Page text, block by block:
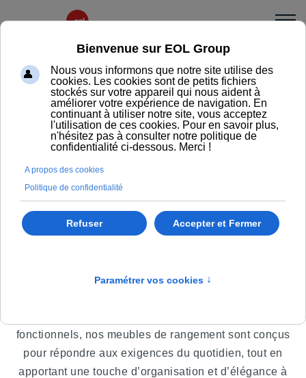
Rangements
Armoires & casiers Towers & caissons
Rangements de proximité
casiers ou rayonnages : notre offre complète s’adapte
fonctionnels, nos meubles de rangement sont conçus
pour répondre aux exigences du quotidien, tout en
apportant une touche d’organisation et d’élégance à